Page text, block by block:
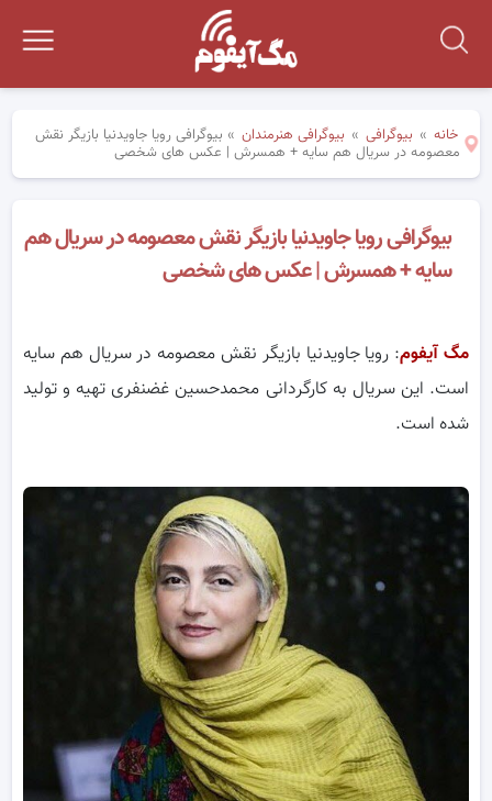
خانه » بیوگرافی » بیوگرافی هنرمندان » بیوگرافی رویا جاویدنیا بازیگر نقش
معصومه در سریال هم سایه + همسرش | عکس های شخصی
بیوگرافی رویا جاویدنیا بازیگر نقش معصومه در سریال هم
سایه + همسرش | عکس های شخصی
مگ آیفوم: رویا جاویدنیا بازیگر نقش معصومه در سریال هم سایه
است. این سریال به کارگردانی محمدحسین غضنفری تهیه و تولید
شده است.